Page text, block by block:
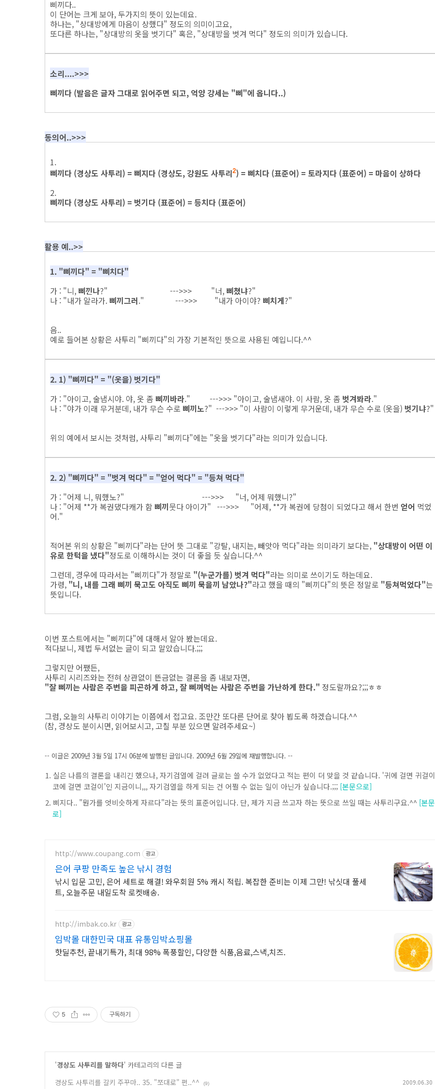
삐끼다..
이 단어는 크게 보아, 두가지의 뜻이 있는데요.
하나는, "상대방에게 마음이 상했다" 정도의 의미이고요,
또다른 하나는, "상대방의 옷을 벗기다" 혹은, "상대방을 벗겨 먹다" 정도의 의미가 있습니다.
소리....>>>
삐끼다 (발음은 글자 그대로 읽어주면 되고, 억양 강세는 "삐"에 옵니다..)
동의어..>>>
1.
삐끼다 (경상도 사투리) = 삐지다 (경상도, 강원도 사투리2) = 삐치다 (표준어) = 토라지다 (표준어) = 마음이 상하다
2.
삐끼다 (경상도 사투리) = 벗기다 (표준어) = 등치다 (표준어)
활용 예..>>
1. "삐끼다" = "삐치다"
가 : "니, 삐낀나?" --->>> "너, 삐쳤냐?"
나 : "내가 알라가. 삐끼그러." --->>> "내가 아이야? 삐치게?"
음..
예로 들어본 상황은 사투리 "삐끼다"의 가장 기본적인 뜻으로 사용된 예입니다.^^
2. 1) "삐끼다" = "(옷을) 벗기다"
가 : "아이고, 술냄시야. 야, 옷 좀 삐끼바라." --->>> "아이고, 술냄새야. 이 사람, 옷 좀 벗겨봐라."
나 : "야가 이래 무거분데, 내가 무슨 수로 삐끼노?" --->>> "이 사람이 이렇게 무거운데, 내가 무슨 수로 (옷을) 벗기냐?"
위의 예에서 보시는 것처럼, 사투리 "삐끼다"에는 "옷을 벗기다"라는 의미가 있습니다.
2. 2) "삐끼다" = "벗겨 먹다" = "얻어 먹다" = "등쳐 먹다"
가 : "어제 니, 뭐했노?" --->>> "너, 어제 뭐했니?"
나 : "어제 **가 복권댔다캐가 함 삐끼뭇다 아이가" --->>> "어제, **가 복권에 당첨이 되었다고 해서 한번 얻어 먹었
어."
적어본 위의 상황은 "삐끼다"라는 단어 뜻 그대로 "강탈, 내지는, 빼앗아 먹다"라는 의미라기 보다는, "상대방이 어떤 이
유로 한턱을 냈다"정도로 이해하시는 것이 더 좋을 듯 싶습니다.^^
그런데, 경우에 따라서는 "삐끼다"가 정말로 "(누군가를) 벗겨 먹다"라는 의미로 쓰이기도 하는데요.
가령, "니, 내를 그래 삐끼 묵고도 아직도 삐끼 묵을끼 남았나?"라고 했을 때의 "삐끼다"의 뜻은 정말로 "등쳐먹었다"는
뜻입니다.
이번 포스트에서는 "삐끼다"에 대해서 알아 봤는데요.
적다보니, 제법 두서없는 글이 되고 말았습니다.;;;
그렇지만 어쨌든,
사투리 시리즈와는 전혀 상관없이 뜬금없는 결론을 좀 내보자면,
"잘 삐끼는 사람은 주변을 피곤하게 하고, 잘 삐껴먹는 사람은 주변을 가난하게 한다." 정도랄까요?;;;ㅎㅎ
그럼, 오늘의 사투리 이야기는 이쯤에서 접고요. 조만간 또다른 단어로 찾아 뵙도록 하겠습니다.^^
(참, 경상도 분이시면, 읽어보시고, 고칠 부분 있으면 알려주세요~)
-- 이글은 2009년 3월 5일 17시 06분에 발행된 글입니다. 2009년 6월 29일에 재발행합니다. --
실은 나름의 결론을 내리긴 했으나, 자기검열에 걸려 글로는 쓸 수가 없었다고 적는 편이 더 맞을 것 같습니다. '귀에 걸면 귀걸
코에 걸면 코걸이'인 지금이니,,, 자기검열을 하게 되는 건 어쩔 수 없는 일이 아닌가 싶습니다.;;; [본문으로]
삐지다.. "뭔가를 엇비슷하게 자르다"라는 뜻의 표준어입니다. 단, 제가 지금 쓰고자 하는 뜻으로 쓰일 때는 사투리구요.^^ [본
로]
http://www.coupang.com 광고
은어 쿠팡 만족도 높은 낚시 경험
낚시 입문 고민, 은어 세트로 해결! 와우회원 5% 캐시 적립. 복잡한 준비는 이제 그만! 낚싯대 풀세
트, 오늘주문 내일도착 로켓배송.
http://imbak.co.kr 광고
임박몰 대한민국 대표 유통임박쇼핑몰
핫딜추천, 끝내기특가, 최대 98% 폭풍할인, 다양한 식품,음료,스낵,치즈.
5 구독하기
'경상도 사투리를 말하다' 카테고리의 다른 글
경상도 사투리를 갈키 주꾸마.. 35. "쪼대로" 편..^^
(9) 2009.06.30